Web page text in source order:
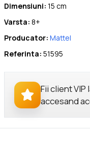
Dimensiuni: 15 cm
Varsta: 8+
Producator: Mattel
Referinta: 51595
Fii client VIP
accesand